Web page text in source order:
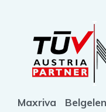
Maxriva